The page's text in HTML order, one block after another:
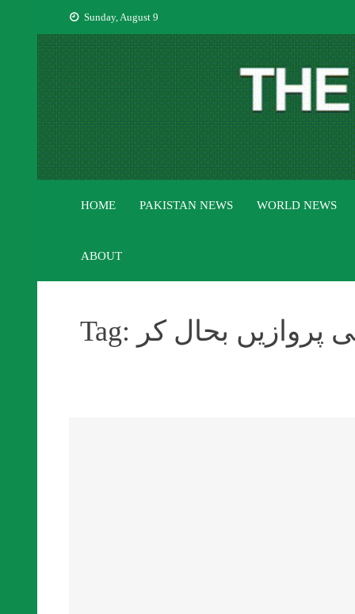
content
Sunday, August 9
HOME PAKISTAN NEWS WORLD NEWS
ABOUT
Tag: پروازیں بحال کر